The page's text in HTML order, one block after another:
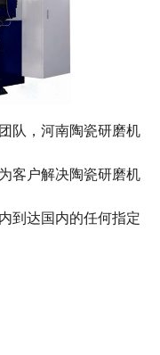
队，河南陶瓷研磨机
客户解决陶瓷研磨机
到达国内的任何指定